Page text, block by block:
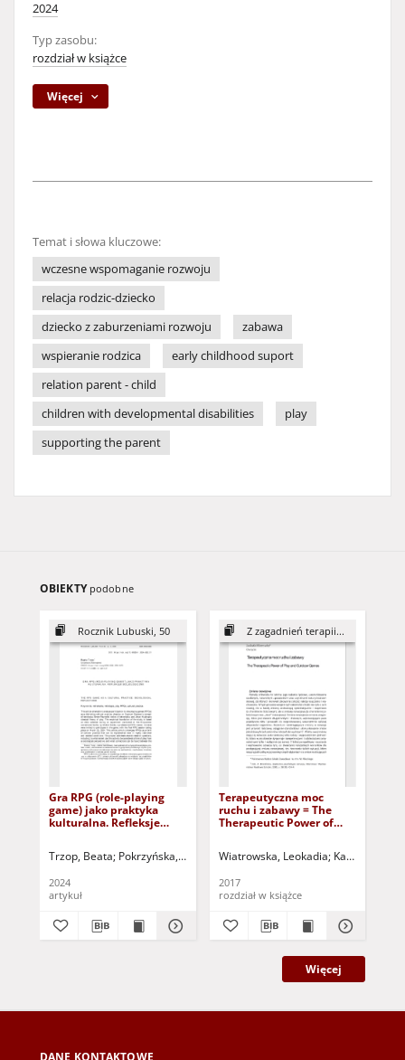
2024
Typ zasobu:
rozdział w książce
Więcej
Temat i słowa kluczowe:
wczesne wspomaganie rozwoju
relacja rodzic-dziecko
dziecko z zaburzeniami rozwoju
zabawa
wspieranie rodzica
early childhood suport
relation parent - child
children with developmental disabilities
play
supporting the parent
OBIEKTY podobne
Rocznik Lubuski, 50
Gra RPG (role-playing
game) jako praktyka
kulturalna. Refleksje
practice: sociological
Trzop, Beata Pokrzyńska, Magdalena - red. Nowicka, Ewa - red.
2024
artykuł
Z zagadnień terapii...
Terapeutyczna moc
ruchu i zabawy = The
Therapeutic Power of
Wiatrowska, Leokadia Kataryńczuk-
2017
rozdział w książce
Więcej
DANE KONTAKTOWE